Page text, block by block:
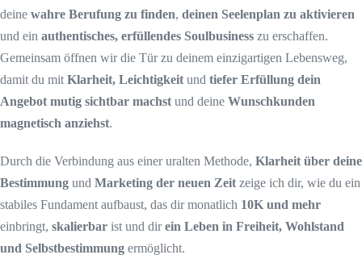
deine wahre Berufung zu finden, deinen Seelenplan zu aktivieren
und ein authentisches, erfüllendes Soulbusiness zu erschaffen.
Gemeinsam öffnen wir die Tür zu deinem einzigartigen Lebensweg,
damit du mit Klarheit, Leichtigkeit und tiefer Erfüllung dein
Angebot mutig sichtbar machst und deine Wunschkunden
magnetisch anziehst.
Durch die Verbindung aus einer uralten Methode, Klarheit über deine
Bestimmung und Marketing der neuen Zeit zeige ich dir, wie du ein
stabiles Fundament aufbaust, das dir monatlich 10K und mehr
einbringt, skalierbar ist und direin Leben in Freiheit, Wohlstand
und Selbstbestimmung ermöglicht.